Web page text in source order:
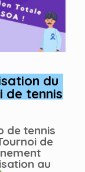
du
de tennis
de tennis
de
au